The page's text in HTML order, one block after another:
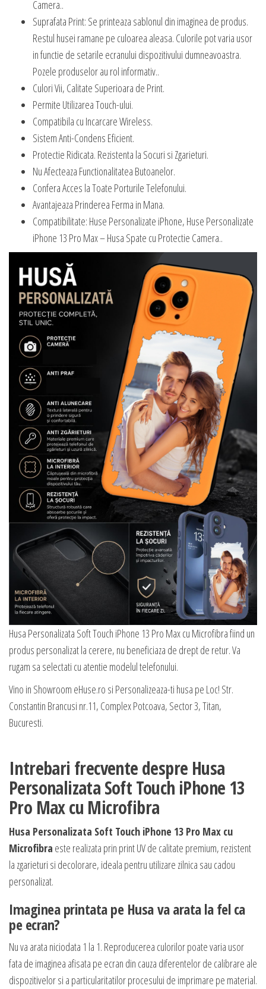
Camera..
Suprafata Print: Se printeaza sablonul din imaginea de produs.
Restul husei ramane pe culoarea aleasa. Culorile pot varia usor
in functie de setarile ecranului dispozitivului dumneavoastra.
Pozele produselor au rol informativ..
Culori Vii, Calitate Superioara de Print.
Permite Utilizarea Touch-ului.
Compatibila cu Incarcare Wireless.
Sistem Anti-Condens Eficient.
Protectie Ridicata. Rezistenta la Socuri si Zgarieturi.
Nu Afecteaza Functionalitatea Butoanelor.
Confera Acces la Toate Porturile Telefonului.
Avantajeaza Prinderea Ferma in Mana.
Compatibilitate: Huse Personalizate iPhone, Huse Personalizate
iPhone 13 Pro Max – Husa Spate cu Protectie Camera..
Husa Personalizata Soft Touch iPhone 13 Pro Max cu Microfibra fiind un
produs personalizat la cerere, nu beneficiaza de drept de retur. Va
rugam sa selectati cu atentie modelul telefonului.
Vino in Showroom eHuse.ro si Personalizeaza-ti husa pe Loc! Str.
Constantin Brancusi nr.11, Complex Potcoava, Sector 3, Titan,
Bucuresti.
Intrebari frecvente despre Husa
Personalizata Soft Touch iPhone 13
Pro Max cu Microfibra
Husa Personalizata Soft Touch iPhone 13 Pro Max cu
Microfibra este realizata prin print UV de calitate premium, rezistent
la zgarieturi si decolorare, ideala pentru utilizare zilnica sau cadou
personalizat.
Imaginea printata pe Husa va arata la fel ca
pe ecran?
Nu va arata niciodata 1 la 1. Reproducerea culorilor poate varia usor
fata de imaginea afisata pe ecran din cauza diferentelor de calibrare ale
dispozitivelor si a particularitatilor procesului de imprimare pe material.